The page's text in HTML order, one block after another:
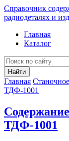
Справочник
радиодеталях и
Главная
Каталог
Найти
Главная
ТДФ-1001
ТДФ-1001